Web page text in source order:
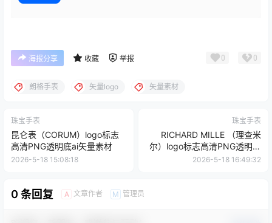
海报分享 收藏 举报 0 0
朗格手表 矢量logo 矢量素材
珠宝手表
昆仑表（CORUM）logo标志
高清PNG透明底ai矢量素材
2026-5-18 15:08:18
珠宝手表
RICHARD MILLE （理查米
尔）logo标志高清PNG透明底
ai矢量素材
2026-5-18 16:49:32
0 条回复 A 文章作者 M 管理员